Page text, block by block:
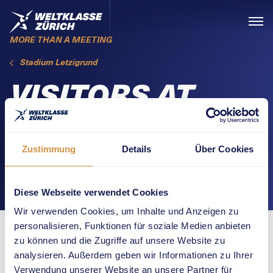
Zustimmung Details Über Cookies
Diese Webseite verwendet Cookies
Wir verwenden Cookies, um Inhalte und Anzeigen zu
personalisieren, Funktionen für soziale Medien anbieten
zu können und die Zugriffe auf unsere Website zu
analysieren. Außerdem geben wir Informationen zu Ihrer
Verwendung unserer Website an unsere Partner für
Skiplinks
Home
MORE THAN A MEETING
Menü
Stadium Letzigrund
VISITORS AT
THE
LETZIGRUND
STADIUM
Time